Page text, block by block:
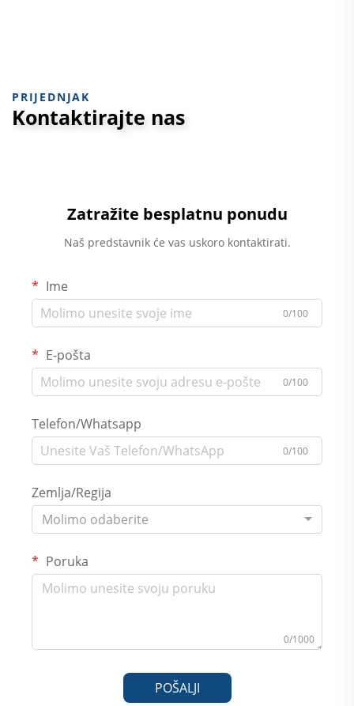
PRIJEDNJAK
Kontaktirajte nas
Zatražite besplatnu ponudu
Naš predstavnik će vas uskoro kontaktirati.
Ime
0/100
E-pošta
0/100
Telefon/Whatsapp
0/100
Zemlja/Regija
Molimo odaberite
Poruka
0/1000
POŠALJI